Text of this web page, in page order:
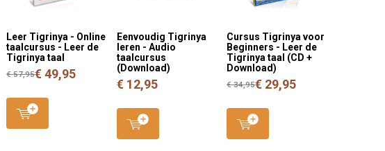
Leer Tigrinya - Online
taalcursus - Leer de
Tigrinya taal
€ 57,95€ 49,95
Eenvoudig Tigrinya
leren - Audio
taalcursus
(Download)
€ 12,95
Cursus Tigrinya voor
Beginners - Leer de
Tigrinya taal (CD +
Download)
€ 34,95€ 29,95